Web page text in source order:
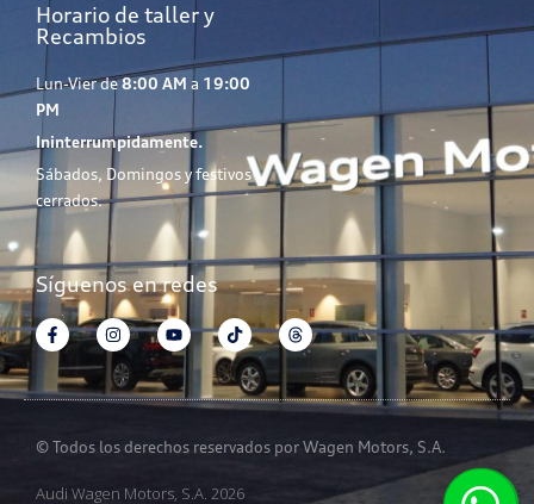
Horario de taller y
Recambios
Lun-Vier de8:00 AM a 19:00
PM
Ininterrumpidamente.
Sábados, Domingos y festivos
cerrados.
Síguenos en redes
© Todos los derechos reservados por Wagen Motors, S.A.
Audi Wagen Motors, S.A. 2026